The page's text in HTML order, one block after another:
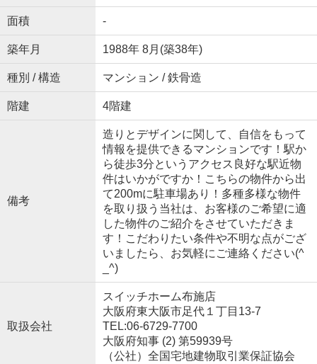
面積 -
築年月 1988年 8月(築38年)
種別 / 構造 マンション / 鉄骨造
階建 4階建
備考
造りとデザインに関して、自信をもって
情報を提供できるマンションです！駅か
ら徒歩3分というアクセス良好な駅近物
件はいかがですか！こちらの物件から出
て200mに駐車場あり！多種多様な物件
を取り扱う当社は、お客様のご希望に適
した物件のご紹介をさせていただきま
す！こだわりたい条件や不明な点がござ
いましたら、お気軽にご連絡ください(^
_^)
取扱会社
スイッチホーム布施店
大阪府東大阪市足代１丁目13-7
TEL:06-6729-7700
大阪府知事 (2) 第59939号
（公社）全国宅地建物取引業保証協会